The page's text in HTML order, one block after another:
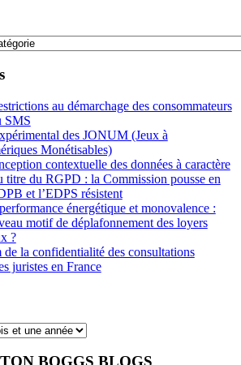
au démarchage des consommateurs
SMS
des JONUM (Jeux à
Monétisables)
contextuelle des données à caractère
titre du RGPD : la Commission pousse en
et l’EDPS résistent
énergétique et monovalence :
motif de déplafonnement des loyers
?
de la confidentialité des consultations
juristes en France